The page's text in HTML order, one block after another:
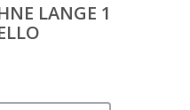
LANGE 1